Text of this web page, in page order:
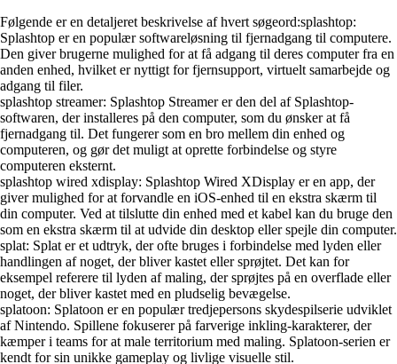
Følgende er en detaljeret beskrivelse af hvert søgeord:splashtop:
Splashtop er en populær softwareløsning til fjernadgang til computere.
Den giver brugerne mulighed for at få adgang til deres computer fra en
anden enhed, hvilket er nyttigt for fjernsupport, virtuelt samarbejde og
adgang til filer.
splashtop streamer: Splashtop Streamer er den del af Splashtop-
softwaren, der installeres på den computer, som du ønsker at få
fjernadgang til. Det fungerer som en bro mellem din enhed og
computeren, og gør det muligt at oprette forbindelse og styre
computeren eksternt.
splashtop wired xdisplay: Splashtop Wired XDisplay er en app, der
giver mulighed for at forvandle en iOS-enhed til en ekstra skærm til
din computer. Ved at tilslutte din enhed med et kabel kan du bruge den
som en ekstra skærm til at udvide din desktop eller spejle din computer.
splat: Splat er et udtryk, der ofte bruges i forbindelse med lyden eller
handlingen af noget, der bliver kastet eller sprøjtet. Det kan for
eksempel referere til lyden af maling, der sprøjtes på en overflade eller
noget, der bliver kastet med en pludselig bevægelse.
splatoon: Splatoon er en populær tredjepersons skydespilserie udviklet
af Nintendo. Spillene fokuserer på farverige inkling-karakterer, der
kæmper i teams for at male territorium med maling. Splatoon-serien er
kendt for sin unikke gameplay og livlige visuelle stil.